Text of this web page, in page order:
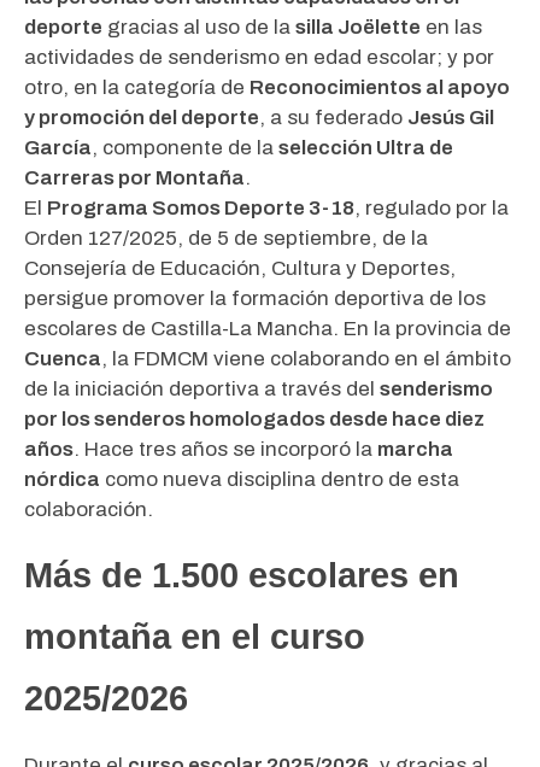
deporte gracias al uso de la silla Joëlette en las
actividades de senderismo en edad escolar; y por
otro, en la categoría de Reconocimientos al apoyo
y promoción del deporte, a su federado Jesús Gil
García, componente de la selección Ultra de
Carreras por Montaña.
El Programa Somos Deporte 3-18, regulado por la
Orden 127/2025, de 5 de septiembre, de la
Consejería de Educación, Cultura y Deportes,
persigue promover la formación deportiva de los
escolares de Castilla-La Mancha. En la provincia de
Cuenca, la FDMCM viene colaborando en el ámbito
de la iniciación deportiva a través del senderismo
por los senderos homologados desde hace diez
años. Hace tres años se incorporó la marcha
nórdica como nueva disciplina dentro de esta
colaboración.
Más de 1.500 escolares en
montaña en el curso
2025/2026